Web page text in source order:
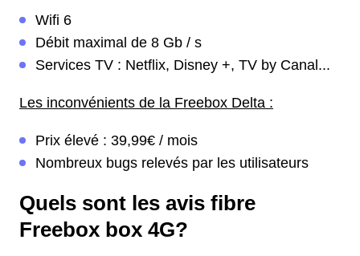
Wifi 6
Débit maximal de 8 Gb / s
Services TV : Netflix, Disney +, TV by Canal...
Les inconvénients de la Freebox Delta :
Prix élevé : 39,99€ / mois
Nombreux bugs relevés par les utilisateurs
Quels sont les avis fibre
Freebox box 4G?